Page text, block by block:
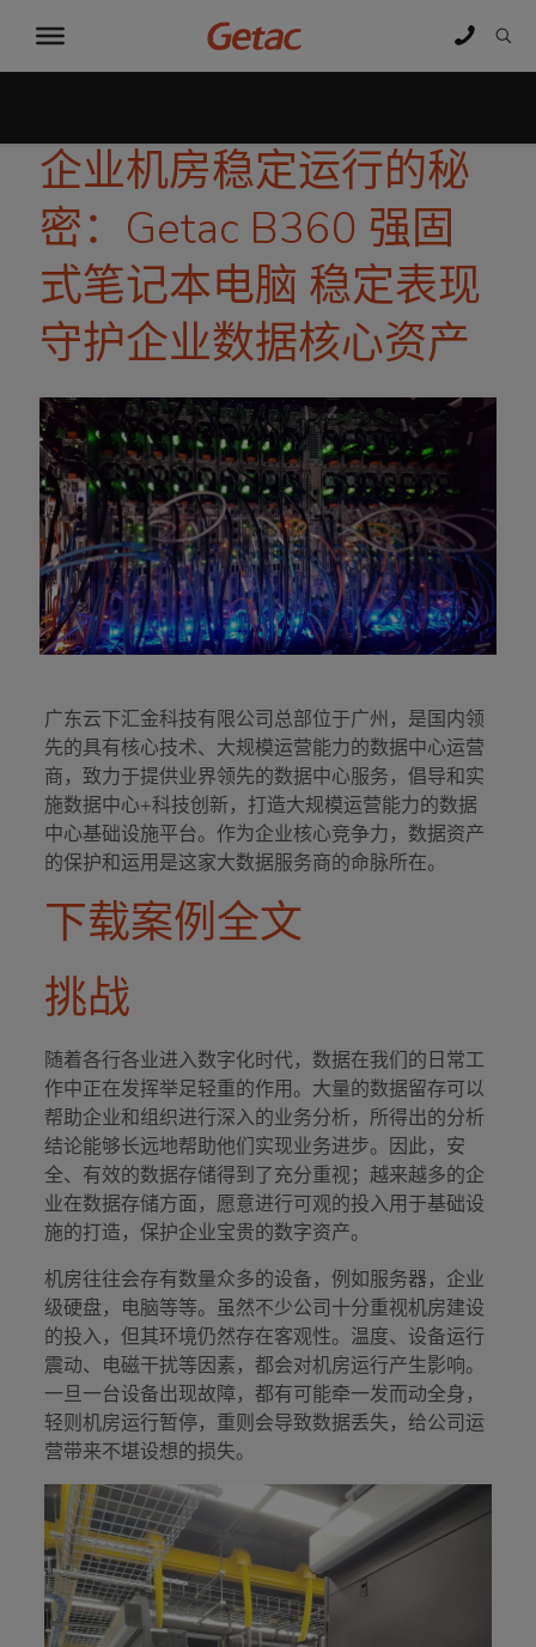
企业机房稳定运行的秘
密：Getac B360 强固
式笔记本电脑 稳定表现
守护企业数据核心资产
广东云下汇金科技有限公司总部位于广州，是国内领
先的具有核心技术、大规模运营能力的数据中心运营
商，致力于提供业界领先的数据中心服务，倡导和实
施数据中心+科技创新，打造大规模运营能力的数据
中心基础设施平台。作为企业核心竞争力，数据资产
的保护和运用是这家大数据服务商的命脉所在。
下载案例全文
挑战
随着各行各业进入数字化时代，数据在我们的日常工
作中正在发挥举足轻重的作用。大量的数据留存可以
帮助企业和组织进行深入的业务分析，所得出的分析
结论能够长远地帮助他们实现业务进步。因此，安
全、有效的数据存储得到了充分重视；越来越多的企
业在数据存储方面，愿意进行可观的投入用于基础设
施的打造，保护企业宝贵的数字资产。
机房往往会存有数量众多的设备，例如服务器，企业
级硬盘，电脑等等。虽然不少公司十分重视机房建设
的投入，但其环境仍然存在客观性。温度、设备运行
震动、电磁干扰等因素，都会对机房运行产生影响。
一旦一台设备出现故障，都有可能牵一发而动全身，
轻则机房运行暂停，重则会导致数据丢失，给公司运
营带来不堪设想的损失。